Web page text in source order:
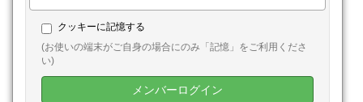
クッキーに記憶する
(お使いの端末がご自身の場合にのみ「記憶」をご利用くださ
い)
メンバーログイン